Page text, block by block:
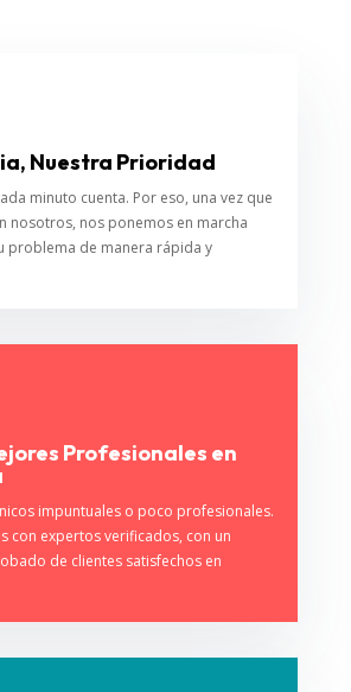
Nuestra Prioridad
minuto cuenta. Por eso, una vez que
nosotros, nos ponemos en marcha
problema de manera rápida y
Profesionales en
impuntuales o poco profesionales.
con expertos verificados, con un
de clientes satisfechos en